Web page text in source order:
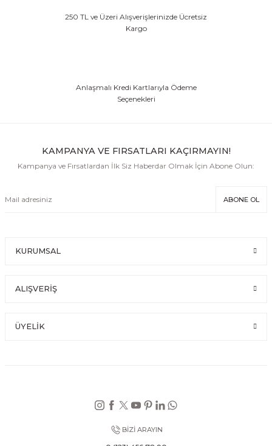
250 TL ve Üzeri Alışverişlerinizde Ücretsiz
Kargo
Anlaşmalı Kredi Kartlarıyla Ödeme
Seçenekleri
KAMPANYA VE FIRSATLARI KAÇIRMAYIN!
Kampanya ve Fırsatlardan İlk Siz Haberdar Olmak İçin Abone Olun:
ABONE OL
KURUMSAL
ALIŞVERİŞ
ÜYELİK
BİZİ ARAYIN